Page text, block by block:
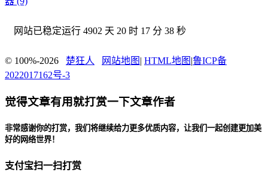
网站已稳定运行 4902 天 20 时 17 分 39 秒
© 100%-2026 楚狂人 网站地图 | HTML地图 |鲁ICP备
2022017162号-3
觉得文章有用就打赏一下文章作者
非常感谢你的打赏，我们将继续给力更多优质内容，让我们一起创建更加美
好的网络世界！
支付宝扫一扫打赏